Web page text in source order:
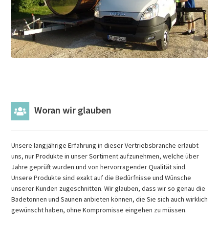
Woran wir glauben
Unsere langjährige Erfahrung in dieser Vertriebsbranche erlaubt
uns, nur Produkte in unser Sortiment aufzunehmen, welche über
Jahre geprüft wurden und von hervorragender Qualität sind.
Unsere Produkte sind exakt auf die Bedürfnisse und Wünsche
unserer Kunden zugeschnitten. Wir glauben, dass wir so genau die
Badetonnen und Saunen anbieten können, die Sie sich auch wirklich
gewünscht haben, ohne Kompromisse eingehen zu müssen.